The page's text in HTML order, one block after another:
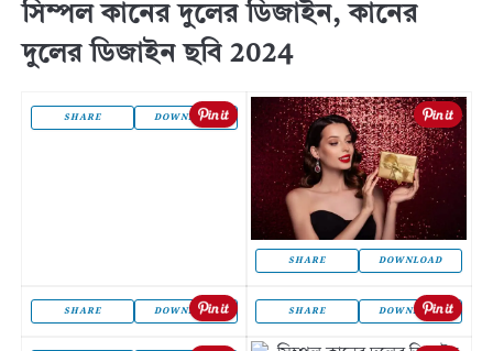
সিম্পল কানের দুলের ডিজাইন, কানের
দুলের ডিজাইন ছবি 2024
SHARE DOWNLOAD
SHARE DOWNLOAD
SHARE DOWNLOAD SHARE DOWNLOAD